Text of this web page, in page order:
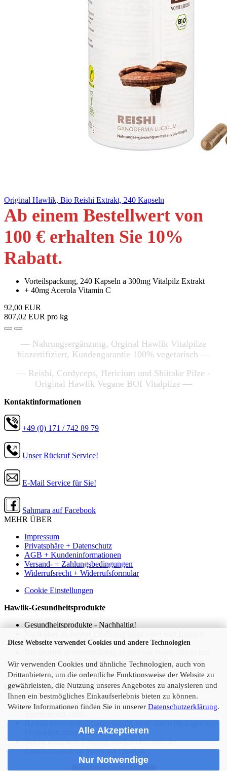
Diese Webseite verwendet Cookies und andere Technologien
Wir verwenden Cookies und ähnliche Technologien, auch von
Drittanbietern, um die ordentliche Funktionsweise der Website zu
gewährleisten, die Nutzung unseres Angebotes zu analysieren und
Ihnen ein bestmögliches Einkaufserlebnis bieten zu können.
Weitere Informationen finden Sie in unserer Datenschutzerklärung.
Alle Akzeptieren
Nur Notwendige
Original Hawlik, Bio Reishi Extrakt, 240 Kapseln
Ab einem Bestellwert von
100 € erhalten Sie 10%
Rabatt.
Vorteilspackung, 240 Kapseln a 300mg Vitalpilz Extrakt
+ 40mg Acerola Vitamin C
92,00 EUR
807,02 EUR pro kg
— Nahrungsergänzung, Orginal Hawlik Vitalpilze
biozertifiziert, Kundengarantie 100% vegetarisch —
— Reishi, Cordyceps, Hericium und Shiitake Pilze -
Original Hawlik Vegane BOI Vitalpilze —
Kontaktinformationen
+49 (0) 171 / 742 89 79
Unser Rückruf Service!
E-Mail Service für Sie!
Sahmara auf Facebook
MEHR ÜBER
Impressum
Privatsphäre + Datenschutz
AGB + Kundeninformationen
Versand- + Zahlungsbedingungen
Widerrufsrecht + Widerrufsformular
Cookie Einstellungen
Hawlik-Gesundheitsprodukte
Gesundheitsprodukte - Nachhaltig!
führenden Pilzproduzenten.
Qualitätssiegel der Laborgruppe AGROLAB auf seinen
Vitalpilzprodukten führen.
Idee & Geschichte
Als ein Familienbetrieb im Anbau von Vitalpilzen mit einer
Produktion umsetzen.
Neben ehrlichem Umgang mit Kunden setzt der
Familienbetrieb zu 100% auf Qualität.